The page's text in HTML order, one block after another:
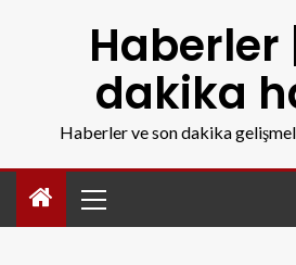
Haberler
dakika
Haberler ve son dakika